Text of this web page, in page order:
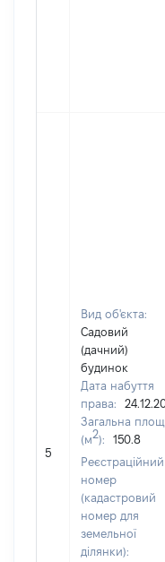
5
Вид об'єкта:
Садовий
(дачний)
будинок
Дата набуття
права:
Загальна
(м2):
150.8
Реєстраційний
номер
(кадастровий
номер для
земельної
ділянки):